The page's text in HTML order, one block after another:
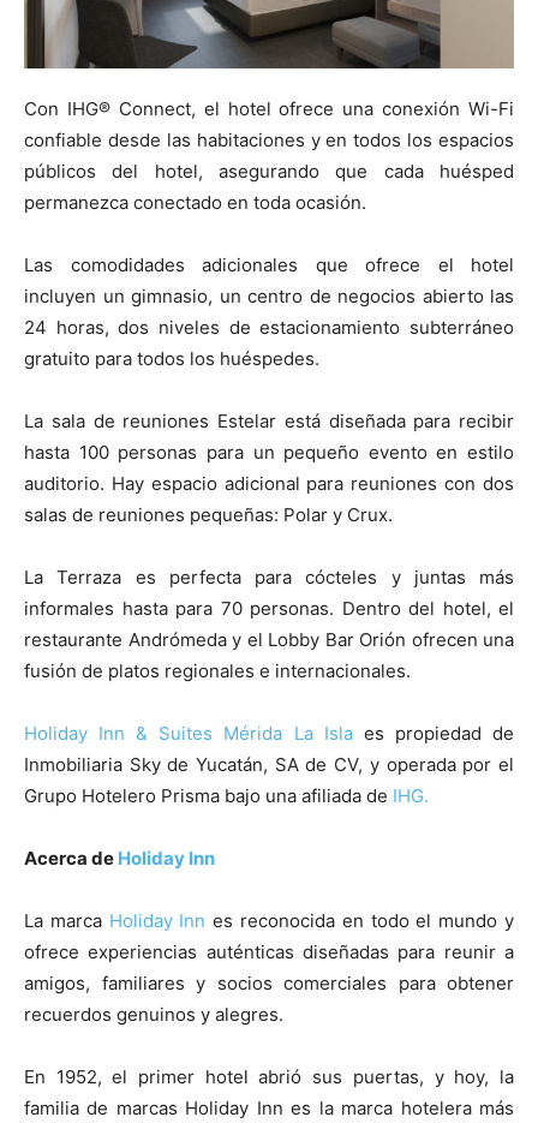
Con IHG® Connect, el hotel ofrece una conexión Wi-Fi
confiable desde las habitaciones y en todos los espacios
públicos del hotel, asegurando que cada huésped
permanezca conectado en toda ocasión.
Las comodidades adicionales que ofrece el hotel
incluyen un gimnasio, un centro de negocios abierto las
24 horas, dos niveles de estacionamiento subterráneo
gratuito para todos los huéspedes.
La sala de reuniones Estelar está diseñada para recibir
hasta 100 personas para un pequeño evento en estilo
auditorio. Hay espacio adicional para reuniones con dos
salas de reuniones pequeñas: Polar y Crux.
La Terraza es perfecta para cócteles y juntas más
informales hasta para 70 personas. Dentro del hotel, el
restaurante Andrómeda y el Lobby Bar Orión ofrecen una
fusión de platos regionales e internacionales.
Holiday Inn & Suites Mérida La Islaes propiedad de
Inmobiliaria Sky de Yucatán, SA de CV, y operada por el
Grupo Hotelero Prisma bajo una afiliada de IHG.
Acerca de Holiday Inn
La marca Holiday Inn es reconocida en todo el mundo y
ofrece experiencias auténticas diseñadas para reunir a
amigos, familiares y socios comerciales para obtener
recuerdos genuinos y alegres.
En 1952, el primer hotel abrió sus puertas, y hoy, la
familia de marcas Holiday Inn es la marca hotelera más